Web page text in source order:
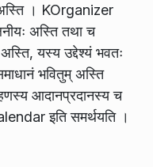
अस्ति । KOrganizer
अस्ति तथा च
यस्य उद्देश्यं भवतः
भवितुम् अस्ति
आदानप्रदानस्य च
इति समर्थयति ।